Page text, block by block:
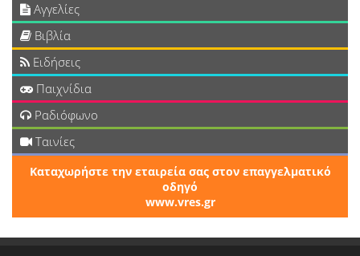
Αγγελίες
Βιβλία
Ειδήσεις
Παιχνίδια
Ραδιόφωνο
Ταινίες
Καταχωρήστε την εταιρεία σας στον επαγγελματικό
οδηγό
www.vres.gr